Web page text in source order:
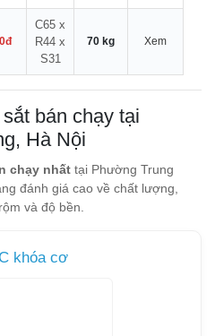
C65 x
R44 x
S31
70 kg Xem
bán chạy tại
Hà Nội
chạy nhất tại Phường Trung
đánh giá cao về chất lượng,
và độ bền.
khóa cơ